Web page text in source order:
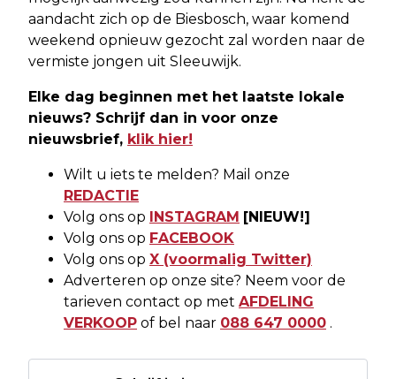
aandacht zich op de Biesbosch, waar komend
weekend opnieuw gezocht zal worden naar de
vermiste jongen uit Sleeuwijk.
Elke dag beginnen met het laatste lokale
nieuws? Schrijf dan in voor onze
nieuwsbrief, klik hier!
Wilt u iets te melden? Mail onze
REDACTIE
Volg ons op INSTAGRAM [NIEUW!]
Volg ons op FACEBOOK
Volg ons op X (voormalig Twitter)
Adverteren op onze site? Neem voor de
tarieven contact op met AFDELING
VERKOOP of bel naar 088 647 0000 .